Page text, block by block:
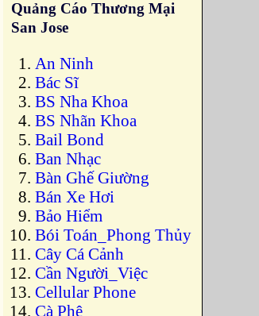
Quảng Cáo Thương Mại
San Jose
An Ninh
Bác Sĩ
BS Nha Khoa
BS Nhãn Khoa
Bail Bond
Ban Nhạc
Bàn Ghế Giường
Bán Xe Hơi
Bảo Hiểm
Bói Toán_Phong Thủy
Cây Cá Cảnh
Cần Người_Việc
Cellular Phone
Cà Phê